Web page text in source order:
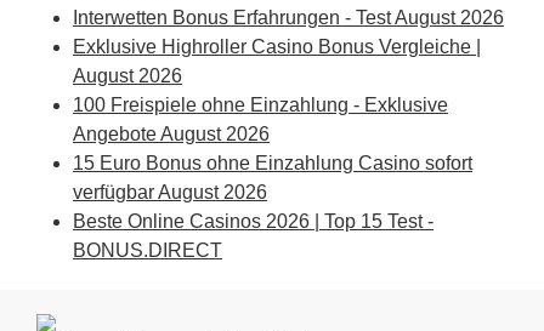
Interwetten Bonus Erfahrungen - Test August 2026
Exklusive Highroller Casino Bonus Vergleiche |
August 2026
100 Freispiele ohne Einzahlung - Exklusive
Angebote August 2026
15 Euro Bonus ohne Einzahlung Casino sofort
verfügbar August 2026
Beste Online Casinos 2026 | Top 15 Test -
BONUS.DIRECT